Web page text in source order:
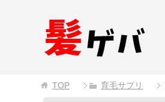
TOP 育毛サプリ